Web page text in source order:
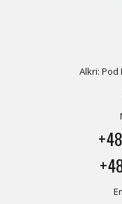
Alkri: Pod